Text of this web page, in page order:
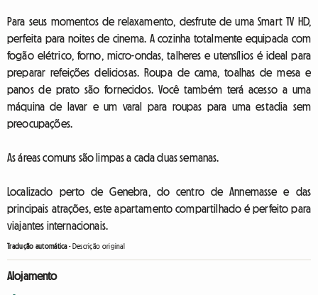
Para seus momentos de relaxamento, desfrute de uma Smart TV HD,
perfeita para noites de cinema. A cozinha totalmente equipada com
fogão elétrico, forno, micro-ondas, talheres e utensílios é ideal para
preparar refeições deliciosas. Roupa de cama, toalhas de mesa e
panos de prato são fornecidos. Você também terá acesso a uma
máquina de lavar e um varal para roupas para uma estadia sem
preocupações.
As áreas comuns são limpas a cada duas semanas.
Localizado perto de Genebra, do centro de Annemasse e das
principais atrações, este apartamento compartilhado é perfeito para
viajantes internacionais.
Tradução automática- Descrição original
Alojamento